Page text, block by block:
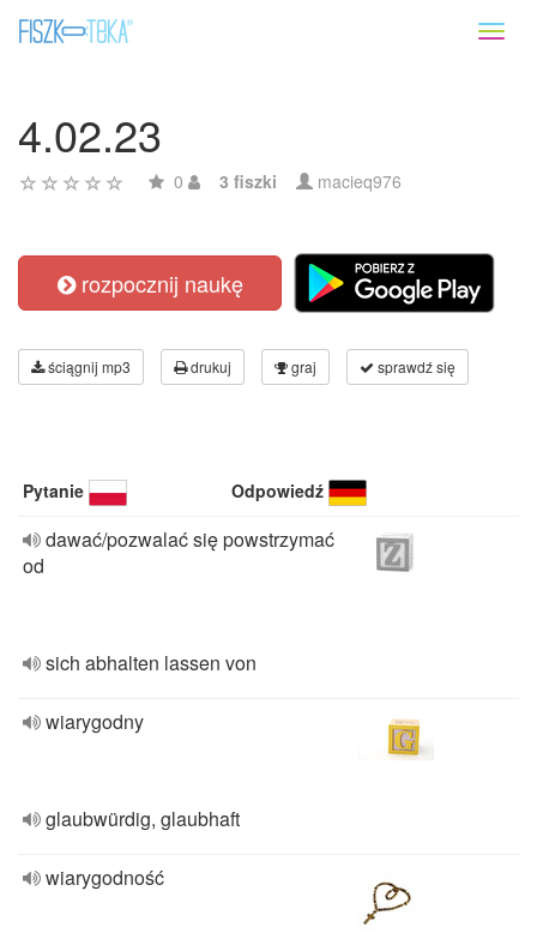
4.02.23
0 3 fiszki macieq976
rozpocznij naukę
ściągnij mp3 drukuj graj sprawdź się
Pytanie Odpowiedź
dawać/pozwalać się powstrzymać
od
sich abhalten lassen von
wiarygodny
glaubwürdig, glaubhaft
wiarygodność